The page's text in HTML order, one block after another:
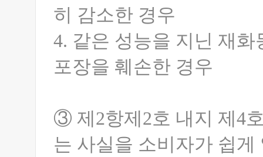
히 감소한 경우
4. 같은 성능을 지닌 재
포장을 훼손한 경우
③ 제2항제2호 내지 제4
는 사실을 소비자가 쉽